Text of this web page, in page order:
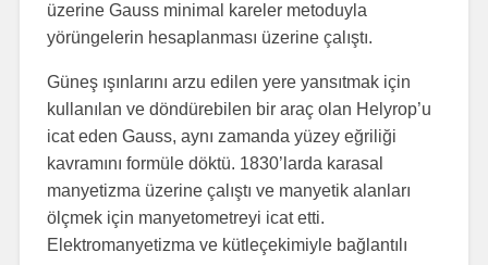
üzerine Gauss minimal kareler metoduyla
yörüngelerin hesaplanması üzerine çalıştı.
Güneş ışınlarını arzu edilen yere yansıtmak için
kullanılan ve döndürebilen bir araç olan Helyrop’u
icat eden Gauss, aynı zamanda yüzey eğriliği
kavramını formüle döktü. 1830’larda karasal
manyetizma üzerine çalıştı ve manyetik alanları
ölçmek için manyetometreyi icat etti.
Elektromanyetizma ve kütleçekimiyle bağlantılı